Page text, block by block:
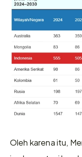
Oleh karena itu,